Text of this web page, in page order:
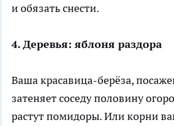
и обязать снести.
4. Деревья: яблоня раздора
Ваша красавица-берёза,
затеняет соседу половину
растут помидоры. Или корни